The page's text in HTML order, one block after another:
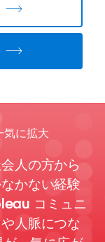
気に拡大
人の方から
かない経験
コミュニ
人脈につな